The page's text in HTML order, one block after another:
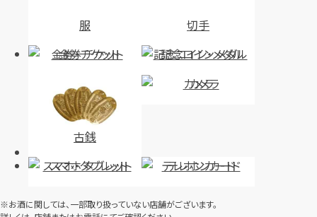
服
切手
金券・チケット
記念コイン・メダル
古銭
カメラ
スマホ・タブレット テレホンカード
※お酒に関しては、一部取り扱っていない店舗がございます。